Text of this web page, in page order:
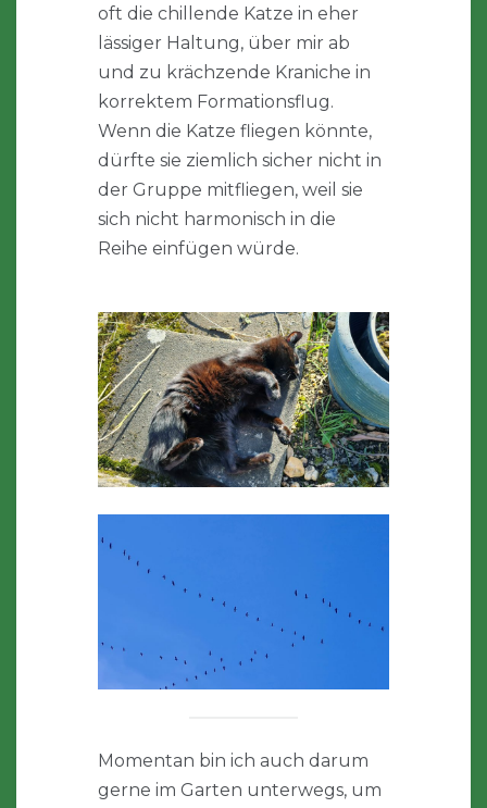
oft die chillende Katze in eher
lässiger Haltung, über mir ab
und zu krächzende Kraniche in
korrektem Formationsflug.
Wenn die Katze fliegen könnte,
dürfte sie ziemlich sicher nicht in
der Gruppe mitfliegen, weil sie
sich nicht harmonisch in die
Reihe einfügen würde.
Momentan bin ich auch darum
gerne im Garten unterwegs, um